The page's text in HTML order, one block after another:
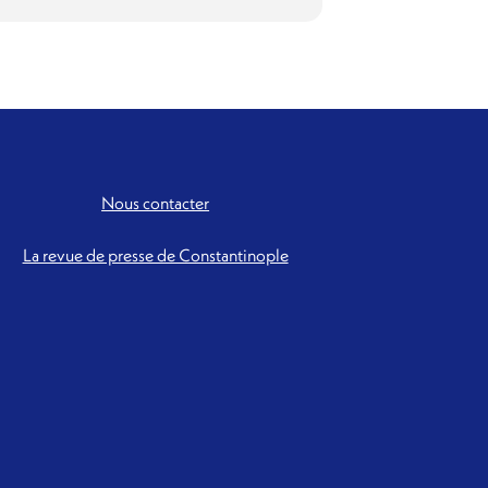
Nous contacter
La revue de presse de Constantinople